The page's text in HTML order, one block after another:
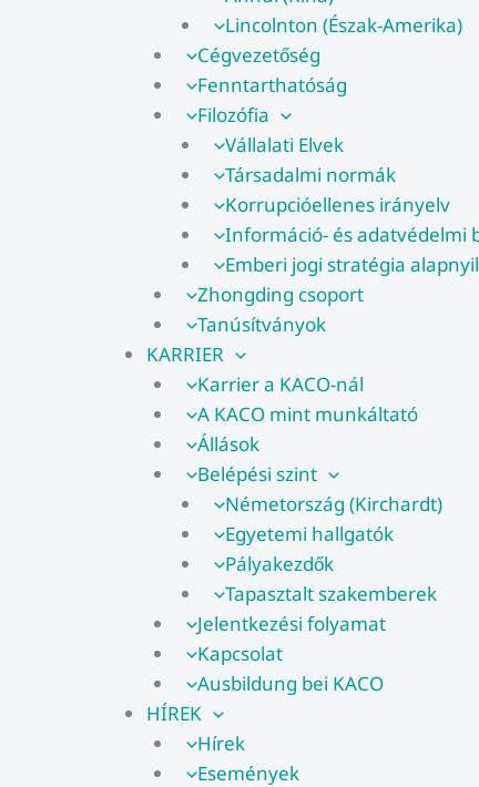
Lincolnton (Észak-Amerika)
Cégvezetőség
Fenntarthatóság
Filozófia
Vállalati Elvek
Társadalmi normák
Korrupcióellenes irányelv
Információ- és adatvédelmi
Emberi jogi stratégia
Zhongding csoport
Tanúsítványok
KARRIER
Karrier a KACO-nál
A KACO mint munkáltató
Állások
Belépési szint
Németország (Kirchardt)
Egyetemi hallgatók
Pályakezdők
Tapasztalt szakemberek
Jelentkezési folyamat
Kapcsolat
Ausbildung bei KACO
HÍREK
Hírek
Események